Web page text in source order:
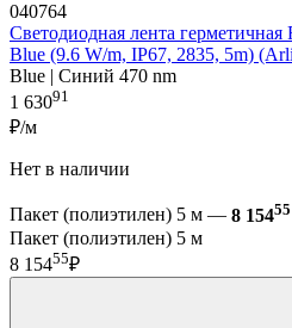
040764
Светодиодная лента
Blue (9.6 W/m, IP67, 2835, 5m)
Blue | Синий 470 nm
1 63091
₽/м
Нет в наличии
Пакет (полиэтилен) 5 м — 8 15455
Пакет (полиэтилен) 5 м
8 15455₽